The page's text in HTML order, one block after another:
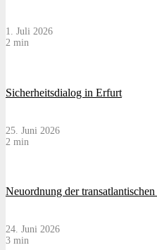
1. Juli 2026
2 min
Sicherheitsdialog in Erfurt
25. Juni 2026
2 min
Neuordnung der
24. Juni 2026
3 min